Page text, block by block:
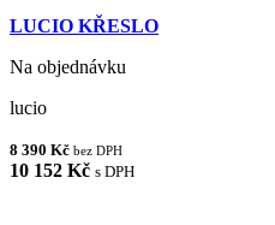
LUCIO KŘESLO
Na objednávku
lucio
8 390 Kč bez DPH
10 152 Kč s DPH